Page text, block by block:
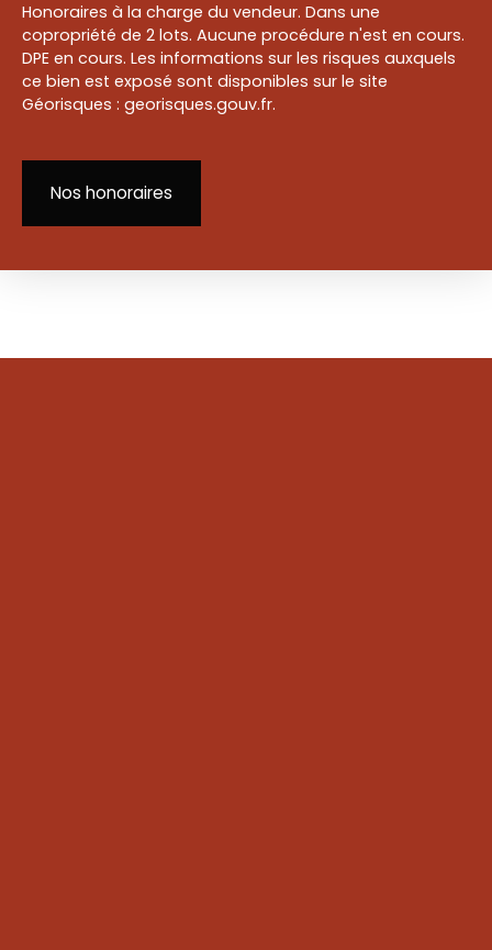
Honoraires à la charge du vendeur. Dans une
copropriété de 2 lots. Aucune procédure n'est en cours.
DPE en cours. Les informations sur les risques auxquels
ce bien est exposé sont disponibles sur le site
Géorisques : georisques.gouv.fr.
Nos honoraires